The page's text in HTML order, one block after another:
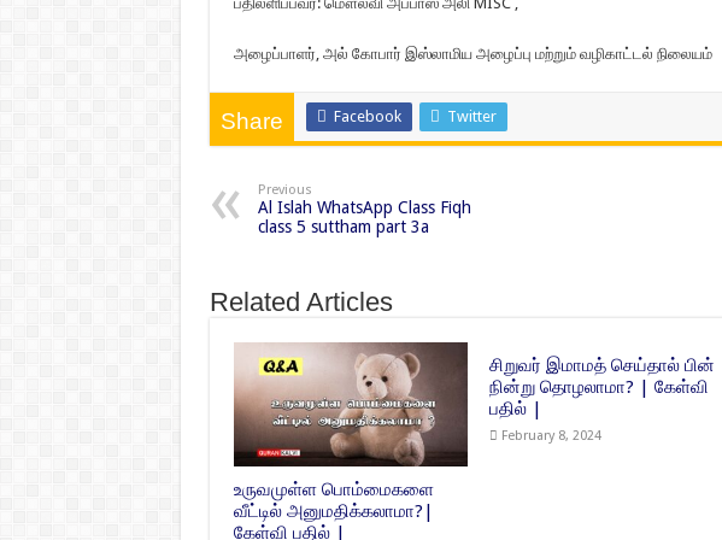
அழைப்பாளர், அல் கோபார் இஸ்லாமிய அழைப்பு மற்றும் வழிகாட்டல் நிலையம்
Share Facebook Twitter
Previous
Al Islah WhatsApp Class Fiqh
class 5 suttham part 3a
Related Articles
உருவமுள்ள பொம்மைகளை
வீட்டில் அனுமதிக்கலாமா?|
கேள்வி பதில் |
சிறுவர் இமாமத் செய்தால் பின்
நின்று தொழலாமா? | கேள்வி
பதில் |
February 8, 2024